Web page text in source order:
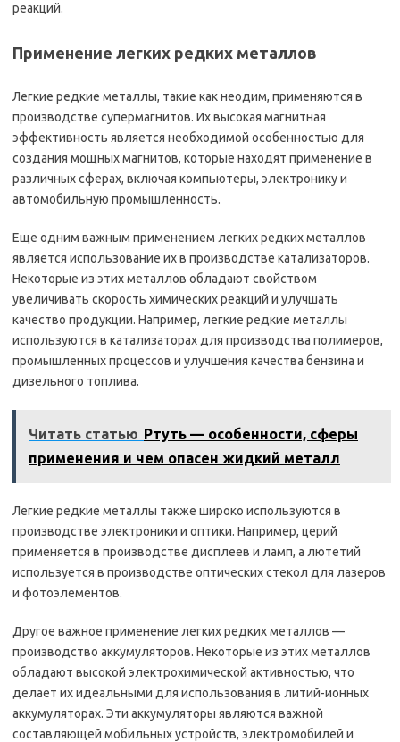
реакций.
Применение легких редких металлов
Легкие редкие металлы, такие как неодим, применяются в
производстве супермагнитов. Их высокая магнитная
эффективность является необходимой особенностью для
создания мощных магнитов, которые находят применение в
различных сферах, включая компьютеры, электронику и
автомобильную промышленность.
Еще одним важным применением легких редких металлов
является использование их в производстве катализаторов.
Некоторые из этих металлов обладают свойством
увеличивать скорость химических реакций и улучшать
качество продукции. Например, легкие редкие металлы
используются в катализаторах для производства полимеров,
промышленных процессов и улучшения качества бензина и
дизельного топлива.
Читать статью Ртуть — особенности, сферы
применения и чем опасен жидкий металл
Легкие редкие металлы также широко используются в
производстве электроники и оптики. Например, церий
применяется в производстве дисплеев и ламп, а лютетий
используется в производстве оптических стекол для лазеров
и фотоэлементов.
Другое важное применение легких редких металлов —
производство аккумуляторов. Некоторые из этих металлов
обладают высокой электрохимической активностью, что
делает их идеальными для использования в литий-ионных
аккумуляторах. Эти аккумуляторы являются важной
составляющей мобильных устройств, электромобилей и